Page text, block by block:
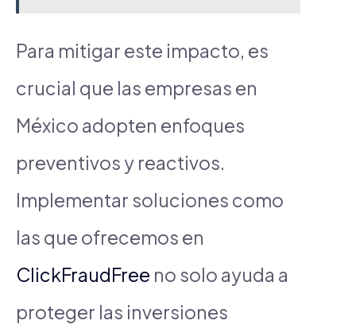
Para mitigar este impacto, es
crucial que las empresas en
México adopten enfoques
preventivos y reactivos.
Implementar soluciones como
las que ofrecemos en
ClickFraudFree no solo ayuda a
proteger las inversiones